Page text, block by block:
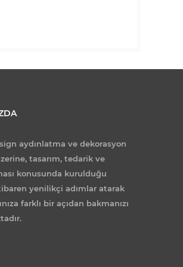
aydınlatma ve dekorasyon
tasarım, tedarik ve
konusunda kurulduğu
yenilikçi adımlar atarak
farklı bir açıdan bakmanızı